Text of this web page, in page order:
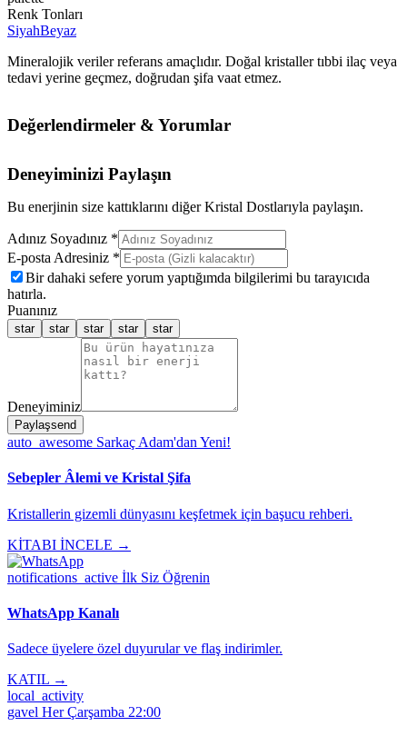
Renk Tonları
SiyahBeyaz
Mineralojik veriler referans amaçlıdır. Doğal kristaller tıbbi ilaç veya
tedavi yerine geçmez, doğrudan şifa vaat etmez.
Değerlendirmeler & Yorumlar
Deneyiminizi Paylaşın
Bu enerjinin size kattıklarını diğer Kristal Dostlarıyla paylaşın.
Adınız Soyadınız *
E-posta Adresiniz *
Bir dahaki sefere yorum yaptığımda bilgilerimi bu tarayıcıda
hatırla.
Puanınız
star star star star star
Deneyiminiz
Paylaşsend
auto_awesome Sarkaç Adam'dan Yeni!
Sebepler Âlemi ve Kristal Şifa
Kristallerin gizemli dünyasını keşfetmek için başucu rehberi.
KİTABI İNCELE →
notifications_active İlk Siz Öğrenin
WhatsApp Kanalı
Sadece üyelere özel duyurular ve flaş indirimler.
KATIL →
local_activity
gavel Her Çarşamba 22:00